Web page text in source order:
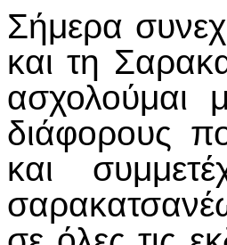
Σήμερα
και τη
ασχολούμαι
διάφορους
και